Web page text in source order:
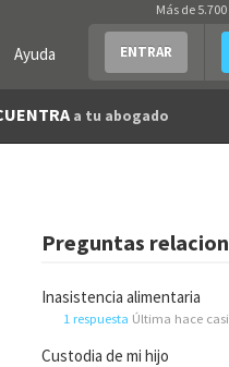
Ayuda ENTRAR
Más de
a tu abogado
Preguntas
Inasistencia alimentaria
1 respuesta Última hace
Custodia de mi hijo